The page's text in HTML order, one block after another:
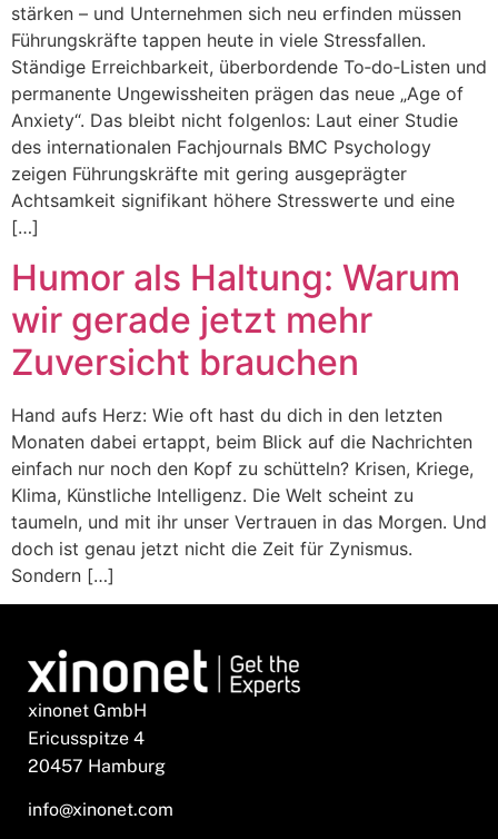
stärken – und Unternehmen sich neu erfinden müssen
Führungskräfte tappen heute in viele Stressfallen.
Ständige Erreichbarkeit, überbordende To‑do‑Listen und
permanente Ungewissheiten prägen das neue „Age of
Anxiety“. Das bleibt nicht folgenlos: Laut einer Studie
des internationalen Fachjournals BMC Psychology
zeigen Führungskräfte mit gering ausgeprägter
Achtsamkeit signifikant höhere Stresswerte und eine
[…]
Humor als Haltung: Warum
wir gerade jetzt mehr
Zuversicht brauchen
Hand aufs Herz: Wie oft hast du dich in den letzten
Monaten dabei ertappt, beim Blick auf die Nachrichten
einfach nur noch den Kopf zu schütteln? Krisen, Kriege,
Klima, Künstliche Intelligenz. Die Welt scheint zu
taumeln, und mit ihr unser Vertrauen in das Morgen. Und
doch ist genau jetzt nicht die Zeit für Zynismus.
Sondern […]
xinonet GmbH
Ericusspitze 4
20457 Hamburg
info@xinonet.com